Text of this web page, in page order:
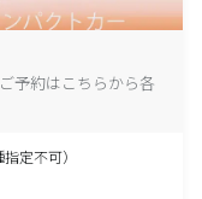
予約はこちらから各
定不可）